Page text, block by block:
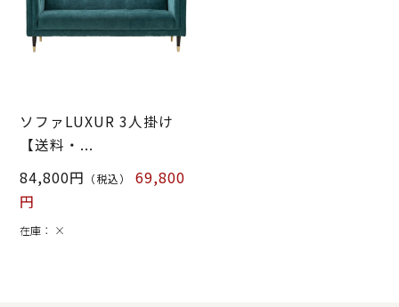
ソファLUXUR 3人掛け
【送料・...
84,800円 （税込）
69,800
円
在庫： ×